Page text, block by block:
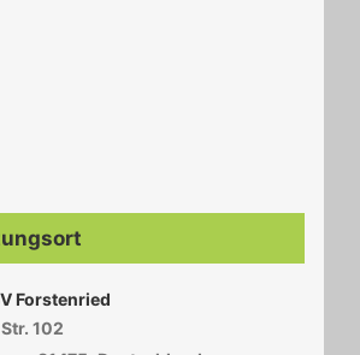
Forstenried
102